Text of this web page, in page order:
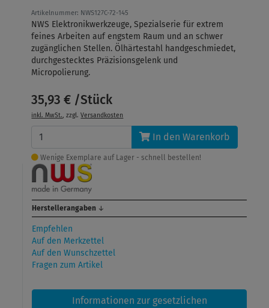
Artikelnummer: NWS127C-72-145
NWS Elektronikwerkzeuge, Spezialserie für extrem
feines Arbeiten auf engstem Raum und an schwer
zugänglichen Stellen. Ölhärtestahl handgeschmiedet,
durchgestecktes Präzisionsgelenk und
Micropolierung.
35,93 € /Stück
inkl. MwSt., zzgl.Versandkosten
In den Warenkorb
Wenige Exemplare auf Lager - schnell bestellen!
Herstellerangaben ↓
Empfehlen
Auf den Merkzettel
Auf den Wunschzettel
Fragen zum Artikel
Informationen zur gesetzlichen